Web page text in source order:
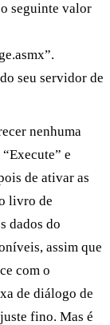
seguinte valor
seu servidor de
nenhuma
e
de ativar as
livro de
dados do
assim que
com o
de diálogo de
fino. Mas é